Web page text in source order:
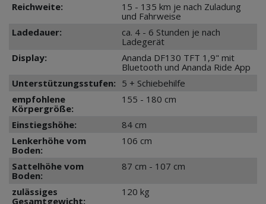
Reichweite:
15 - 135 km je nach Zuladung
und Fahrweise
Ladedauer:
ca. 4 - 6 Stunden je nach
Ladegerät
Display:
Ananda DF130 TFT 1,9" mit
Bluetooth und Ananda Ride App
Unterstützungsstufen: 5 + Schiebehilfe
empfohlene
Körpergröße:
155 - 180 cm
Einstiegshöhe:
84 cm
Lenkerhöhe vom
Boden:
106 cm
Sattelhöhe vom
Boden:
87 cm - 107 cm
zulässiges
Gesamtgewicht:
120 kg